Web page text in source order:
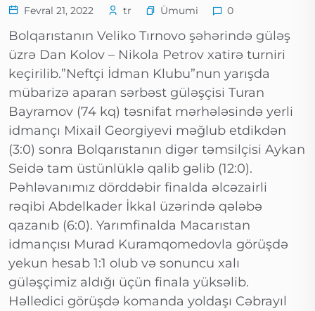
Fevral 21, 2022 tr Ümumi 0
Bolqarıstanın Veliko Tırnovo şəhərində güləş
üzrə Dan Kolov – Nikola Petrov xatirə turniri
keçirilib.”Neftçi İdman Klubu”nun yarışda
mübarizə aparan sərbəst güləşçisi Turan
Bayramov (74 kq) təsnifat mərhələsində yerli
idmançı Mixail Georgiyevi məğlub etdikdən
(3:0) sonra Bolqarıstanın digər təmsilçisi Aykan
Seidə tam üstünlüklə qalib gəlib (12:0).
Pəhləvanımız dörddəbir finalda əlcəzairli
rəqibi Abdelkader İkkal üzərində qələbə
qazanıb (6:0). Yarımfinalda Macarıstan
idmançısı Murad Kuramqomedovla görüşdə
yekun hesab 1:1 olub və sonuncu xalı
güləşçimiz aldığı üçün finala yüksəlib.
Həlledici görüşdə komanda yoldaşı Cəbrayıl